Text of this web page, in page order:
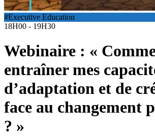
#Executive Education
18H00 - 19H30
Webinaire : «
entraîner mes
d’adaptation et de
face au changement
? »